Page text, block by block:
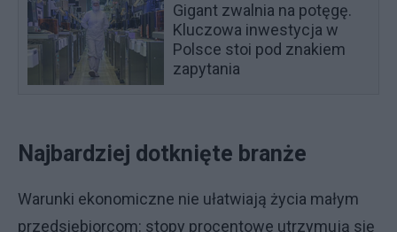
Gigant zwalnia na potęgę.
Kluczowa inwestycja w
Polsce stoi pod znakiem
zapytania
Najbardziej dotknięte branże
Warunki ekonomiczne nie ułatwiają życia małym
przedsiębiorcom: stopy procentowe utrzymują się